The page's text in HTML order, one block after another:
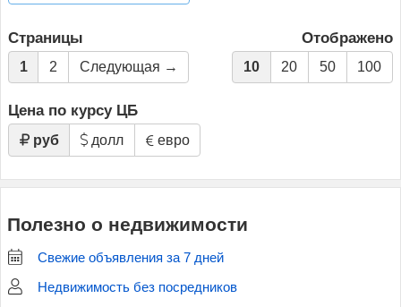
Страницы
1 2 Следующая →
Отображено
10 20 50 100
Цена по курсу ЦБ
руб долл евро
Полезно о недвижимости
Свежие объявления за 7 дней
Недвижимость без посредников